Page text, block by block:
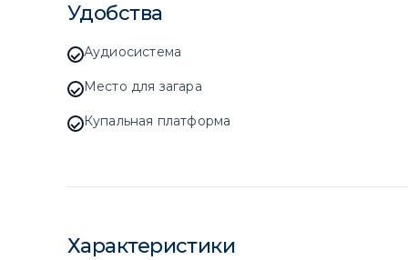
Удобства
Аудиосистема
Место для загара
Купальная платформа
Характеристики